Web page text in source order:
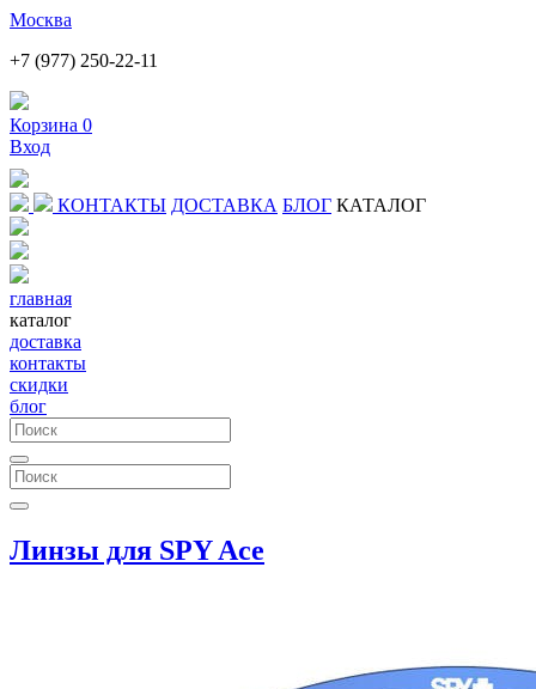
Москва
+7 (977) 250-22-11
Корзина 0
Вход
КОНТАКТЫ ДОСТАВКА БЛОГ КАТАЛОГ
главная
каталог
доставка
контакты
скидки
блог
Линзы для SPY Ace